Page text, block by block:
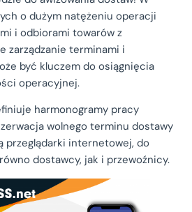
o dużym natężeniu operacji
i odbiorami towarów z
zarządzanie terminami i
być kluczem do osiągnięcia
operacyjnej.
harmonogramy pracy
wolnego terminu dostawy
przeglądarki internetowej, do
dostawcy, jak i przewoźnicy.